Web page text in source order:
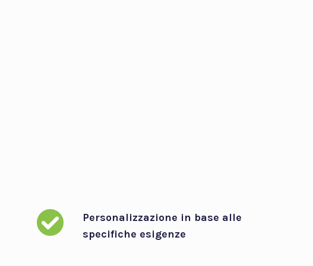
Personalizzazione in base alle
specifiche esigenze